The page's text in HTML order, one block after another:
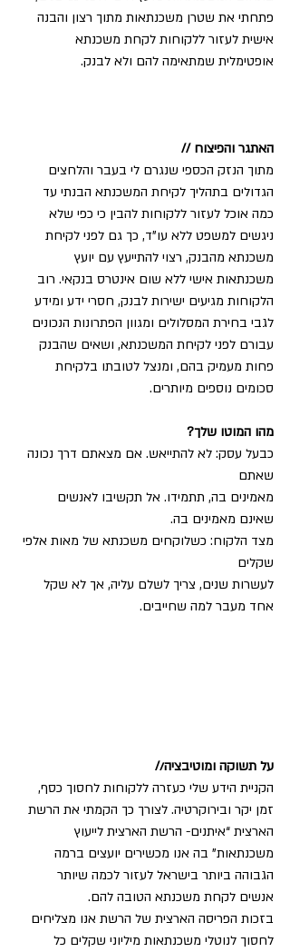
פתחתי את שטרן משכנתאות מתוך רצון והבנה
אישית לעזור ללקוחות לקחת משכנתא
אופטימלית שמתאימה להם ולא לבנק.
האתגר והפיצוח //
מתוך הנזק הכספי שנגרם לי בעבר והלחצים
הגדולים בתהליך לקיחת המשכנתא הבנתי עד
כמה אוכל לעזור ללקוחות להבין כי כפי שלא
ניגשים למשפט ללא עו”ד, כך גם לפני לקיחת
משכנתא מהבנק, רצוי להתייעץ עם יועץ
משכנתאות אישי ללא שום אינטרס בנקאי. רוב
הלקוחות מגיעים ישירות לבנק, חסרי ידע ומידע
לגבי בחירת המסלולים ומגוון הפתרונות הנכונים
עבורם לפני לקיחת המשכנתא, ושאים שהבנק
פחות מעמיק בהם, ומנצל לטובתו בלקיחת
סכומים נוספים מיותרים.
מהו המוטו שלך?
כבעל עסק: לא להתייאש. אם מצאתם דרך נכונה
שאתם
מאמינים בה, תתמידו. אל תקשיבו לאנשים
שאינם מאמינים בה.
מצד הלקוח: כשלוקחים משכנתא של מאות אלפי
שקלים
לעשרות שנים, צריך לשלם עליה, אך לא שקל
אחד מעבר למה שחייבים.
על תשוקה ומוטיבציה//
הקניית הידע שלי כעזרה ללקוחות לחסוך כסף,
זמן יקר ובירוקרטיה. לצורך כך הקמתי את הרשת
הארצית “איתנים- הרשת הארצית לייעוץ
משכנתאות” בה אנו מכשירים יועצים ברמה
הגבוהה ביותר בישראל לעזור לכמה שיותר
אנשים לקחת משכנתא הטובה להם.
בזכות הפריסה הארצית של הרשת אנו מצליחים
לחסוך לנוטלי משכנתאות מיליוני שקלים כל